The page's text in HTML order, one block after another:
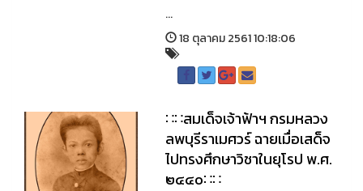
...
18 ตุลาคม 2561 10:18:06
∷∷สมเด็จเจ้าฟ้าฯ กรมหลวง
ลพบุรีราเมศวร์ ฉายเมื่อเสด็จ
ไปทรงศึกษาวิชาในยุโรป พ.ศ.
๒๔๔๐∷∷